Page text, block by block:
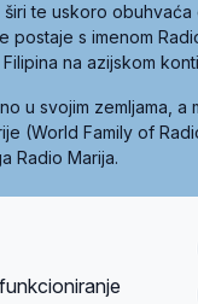
te uskoro
postaje s imenom
na azijskom
u svojim zemljama,
(World Family of
Radio Marija.